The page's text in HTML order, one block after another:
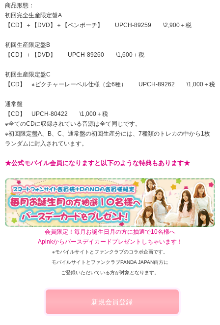
商品形態：
初回完全生産限定盤A
【CD】＋【DVD】＋【ペンポーチ】 UPCH-89259 \2,900＋税
初回生産限定盤B
【CD】＋【DVD】 UPCH-89260 \1,600＋税
初回生産限定盤C
【CD】 ※ピクチャーレーベル仕様（全6種） UPCH-89262 \1,000＋税
通常盤
【CD】 UPCH-80422 \1,000＋税
※全てのCDに収録されている音源は全て同じです。
※初回限定盤A、B、C、通常盤の初回生産分には、7種類のトレカの中から1枚
ランダムに封入されています。
★公式モバイル会員になりますと以下のような特典もあります★
会員限定！毎月お誕生日月の方に抽選で10名様へ
Apinkからバースデイカードプレゼントしちゃいます！
※モバイルサイトとファンクラブのコラボ企画です。
モバイルサイトとファンクラブPANDA JAPAN両方に
ご登録いただいている方が対象となります。
新規会員登録